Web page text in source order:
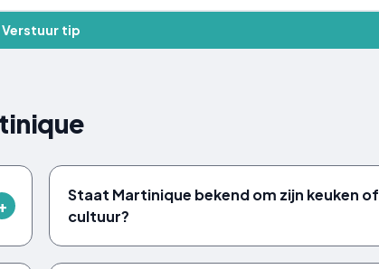
Verstuur tip
Staat Martinique bekend om zijn keuken of
cultuur?